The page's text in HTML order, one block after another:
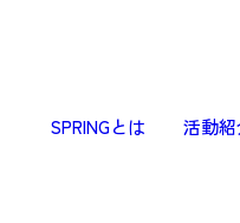
SPRINGとは 活動